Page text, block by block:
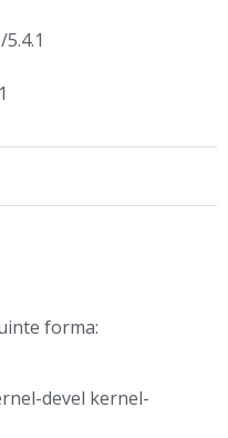
forma:
devel kernel-